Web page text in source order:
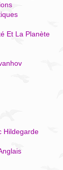
Et La Planète
Hildegarde